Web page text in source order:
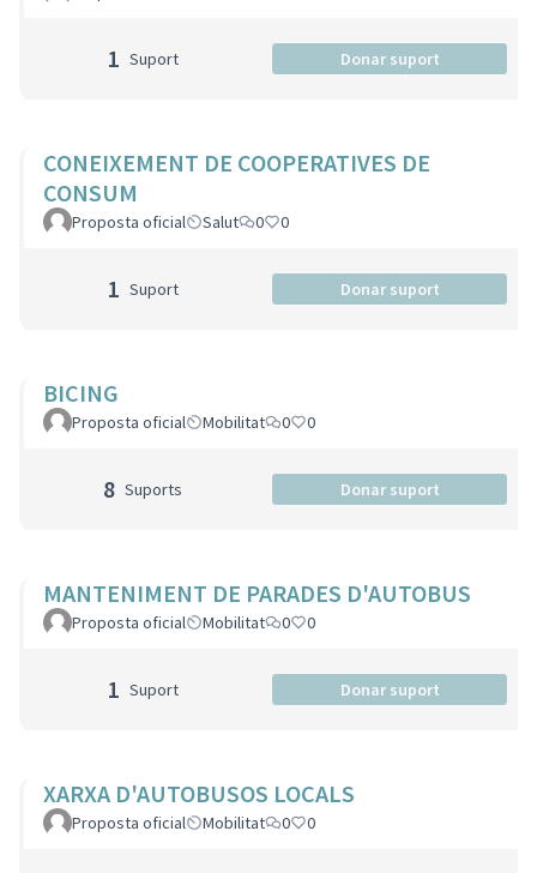
1 Suport Donar suport
CONEIXEMENT DE COOPERATIVES DE
CONSUM
Proposta oficial Salut 0 0
1 Suport Donar suport
BICING
Proposta oficial Mobilitat 0 0
8 Suports Donar suport
MANTENIMENT DE PARADES D'AUTOBUS
Proposta oficial Mobilitat 0 0
1 Suport Donar suport
XARXA D'AUTOBUSOS LOCALS
Proposta oficial Mobilitat 0 0